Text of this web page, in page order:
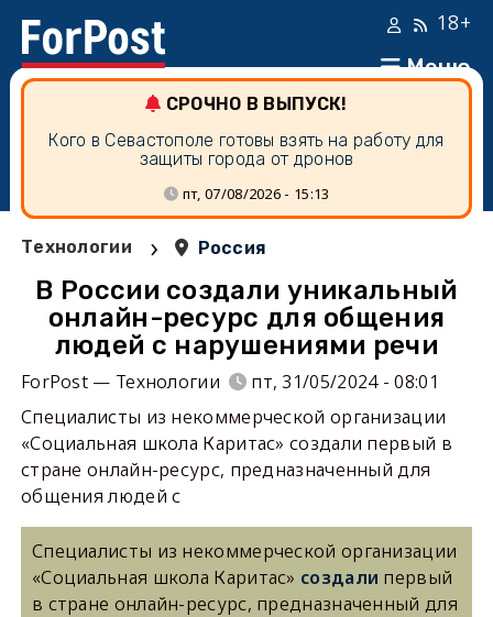
Меню
18+
СРОЧНО В ВЫПУСК!
Кого в Севастополе готовы взять на работу для
защиты города от дронов
пт, 07/08/2026 - 15:13
Технологии › Россия
В России создали уникальный
онлайн-ресурс для общения
людей с нарушениями речи
ForPost — Технологии
пт, 31/05/2024 - 08:01
Специалисты из некоммерческой организации
«Социальная школа Каритас» создали первый в
стране онлайн-ресурс, предназначенный для
общения людей с
Специалисты из некоммерческой организации
«Социальная школа Каритас» создали первый
в стране онлайн-ресурс, предназначенный для